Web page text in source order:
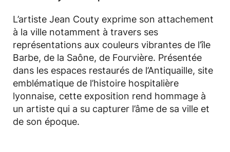
L’artiste Jean Couty exprime son attachement
à la ville notamment à travers ses
représentations aux couleurs vibrantes de l’île
Barbe, de la Saône, de Fourvière. Présentée
dans les espaces restaurés de l’Antiquaille, site
emblématique de l’histoire hospitalière
lyonnaise, cette exposition rend hommage à
un artiste qui a su capturer l’âme de sa ville et
de son époque.